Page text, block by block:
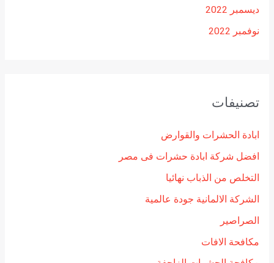
ديسمبر 2022
نوفمبر 2022
تصنيفات
ابادة الحشرات والقوارض
افضل شركة ابادة حشرات فى مصر
التخلص من الذباب نهائيا
الشركة الالمانية جودة عالمية
الصراصير
مكافحة الافات